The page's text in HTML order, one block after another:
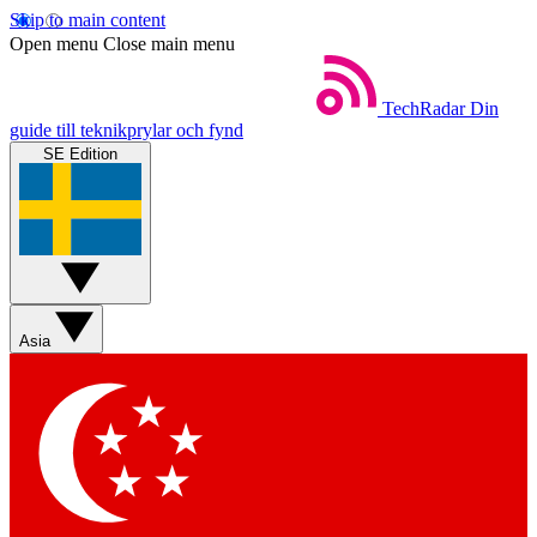
Skip to main content
Open menu Close main menu
TechRadar Din
guide till teknikprylar och fynd
SE Edition
Asia